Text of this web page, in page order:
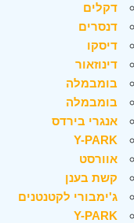
דקלים
דנסרים
דיסקו
דינוזאור
בומבמלה
בומבמלה
אנגרי בירדס
Y-PARK
אוורסט
קשת בענן
ג'ימבורי לקטנטנים
Y-PARK